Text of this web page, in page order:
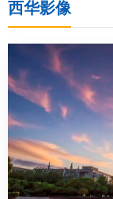
招生就业
合作交流
公共服务
人才招聘
西华影像